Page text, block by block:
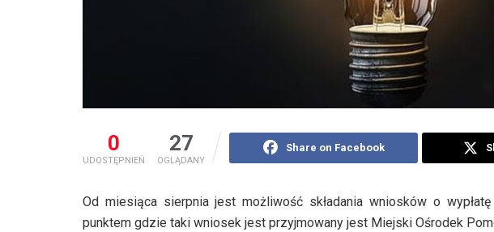
0
UDOSTĘPNIEŃ
27
OGLĄDANY
Share on Facebook
Od miesiąca sierpnia jest możliwość składania wniosków o
punktem gdzie taki wniosek jest przyjmowany jest Miejski Ośrodek